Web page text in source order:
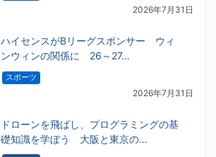
2026年7月31日
ハイセンスがBリーグスポンサー ウィ
ンウィンの関係に 26～27…
スポーツ
2026年7月31日
ドローンを飛ばし、プログラミングの基
礎知識を学ぼう 大阪と東京の…